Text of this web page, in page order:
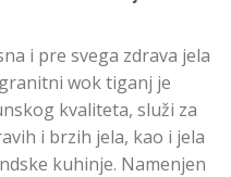
i pre svega zdrava jela
wok tiganj je
kvaliteta, služi za
i brzih jela, kao i jela
kuhinje. Namenjen